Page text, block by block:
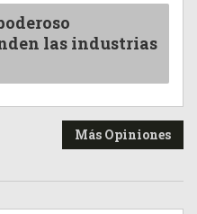
las industrias
Más Opiniones